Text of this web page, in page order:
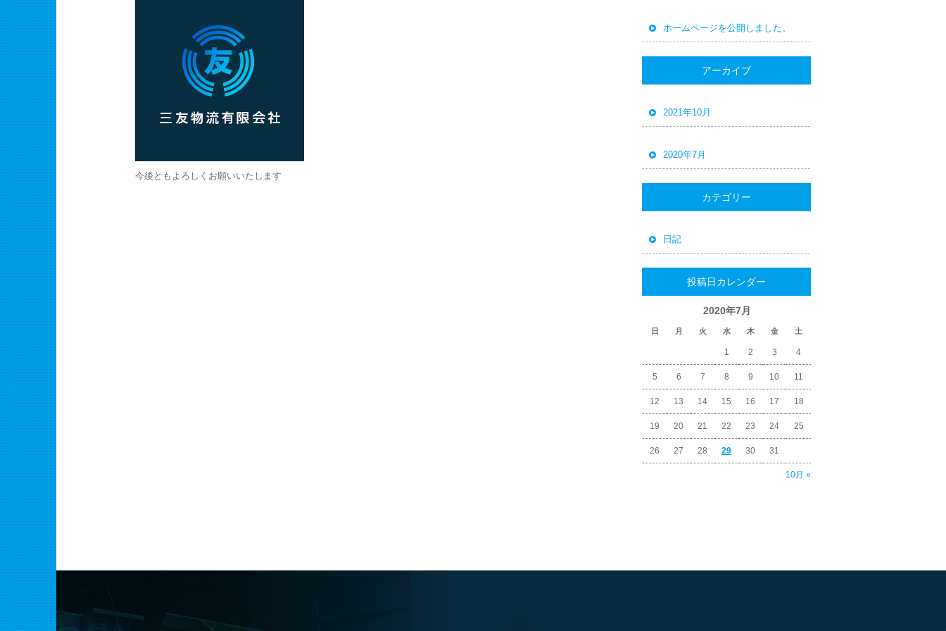
今後ともよろしくお願いいたします
ホームページを公開しました。
アーカイブ
2021年10月
2020年7月
カテゴリー
日記
投稿日カレンダー
2020年7月
日 月 火 水 木 金 土
10月 »
1 2 3 4
5 6 7 8 9 10 11
12 13 14 15 16 17 18
19 20 21 22 23 24 25
26 27 28 29 30 31